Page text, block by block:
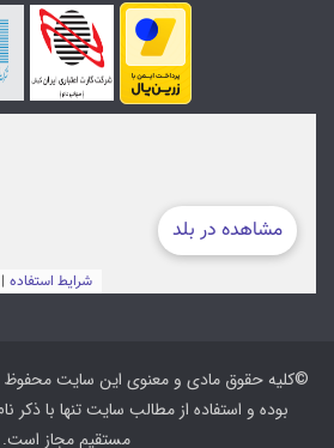
©کلیه حقوق مادی و معنوی این سایت محفوظ
بوده و استفاده از مطالب سایت تنها با ذکر
مستقیم مجاز است.